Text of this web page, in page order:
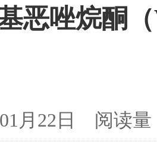
恶唑烷酮
01月22日 阅读